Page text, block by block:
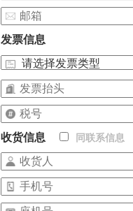
发票信息
收货信息
同联系信息